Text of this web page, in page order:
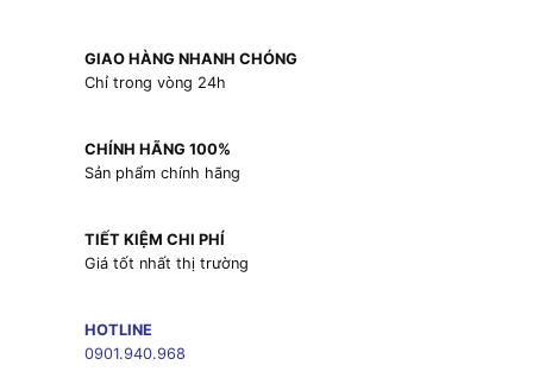
GIAO HÀNG NHANH CHÓNG
Chỉ trong vòng 24h
CHÍNH HÃNG 100%
Sản phẩm chính hãng
TIẾT KIỆM CHI PHÍ
Giá tốt nhất thị trường
HOTLINE
0901.940.968